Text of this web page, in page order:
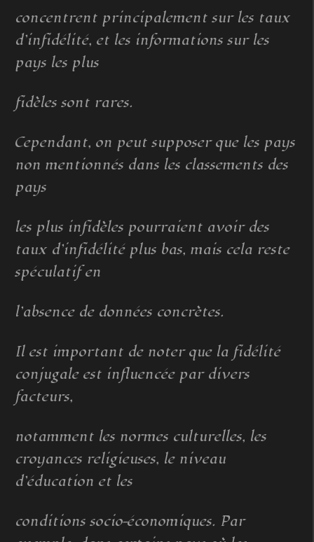
concentrent principalement sur les taux
d’infidélité, et les informations sur les
pays les plus
fidèles sont rares.
Cependant, on peut supposer que les pays
non mentionnés dans les classements des
pays
les plus infidèles pourraient avoir des
taux d’infidélité plus bas, mais cela reste
spéculatif en
l’absence de données concrètes.
Il est important de noter que la fidélité
conjugale est influencée par divers
facteurs,
notamment les normes culturelles, les
croyances religieuses, le niveau
d’éducation et les
conditions socio-économiques. Par